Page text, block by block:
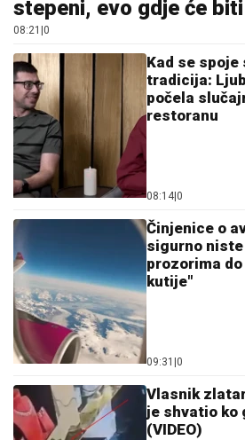
stepeni, evo gdje će
08:21 0
Kad se
tradicija:
počela
restoranu
08:14 0
Činjenice o
sigurno niste
prozorima
kutije"
09:31 0
Vlasnik
je shvatio ko
(VIDEO)